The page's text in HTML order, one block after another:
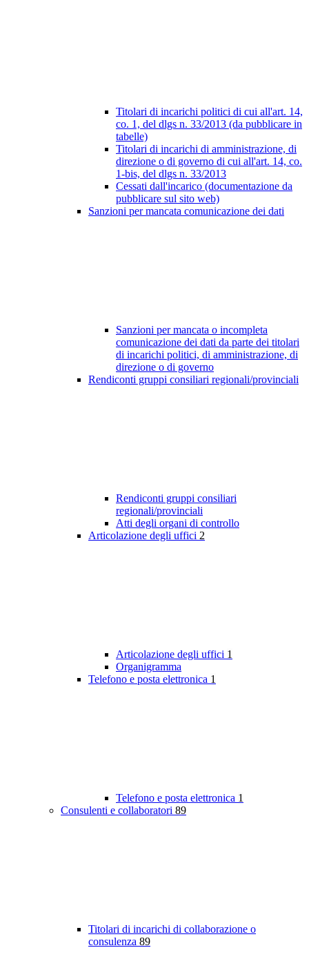
Titolari di incarichi politici di cui all'art. 14,
co. 1, del dlgs n. 33/2013 (da pubblicare in
tabelle)
Titolari di incarichi di amministrazione, di
direzione o di governo di cui all'art. 14, co.
1-bis, del dlgs n. 33/2013
Cessati dall'incarico (documentazione da
pubblicare sul sito web)
Sanzioni per mancata comunicazione dei dati
Sanzioni per mancata o incompleta
comunicazione dei dati da parte dei titolari
di incarichi politici, di amministrazione, di
direzione o di governo
Rendiconti gruppi consiliari regionali/provinciali
Rendiconti gruppi consiliari
regionali/provinciali
Atti degli organi di controllo
Articolazione degli uffici 2
Articolazione degli uffici 1
Organigramma
Telefono e posta elettronica 1
Telefono e posta elettronica 1
Consulenti e collaboratori 89
Titolari di incarichi di collaborazione o
consulenza 89